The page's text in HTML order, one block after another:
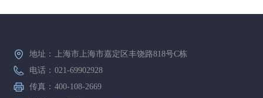
地址： 上海市上海市嘉定区丰饶路818号C栋
电话： 021-69902928
传真： 400-108-2669